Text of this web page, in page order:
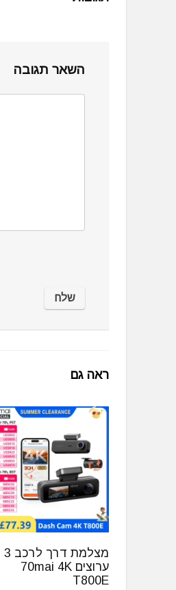
b
k
השאר תגובה
ראה גם
מצלמת דרך לרכב 3
ערוצים 70mai 4K
T800E